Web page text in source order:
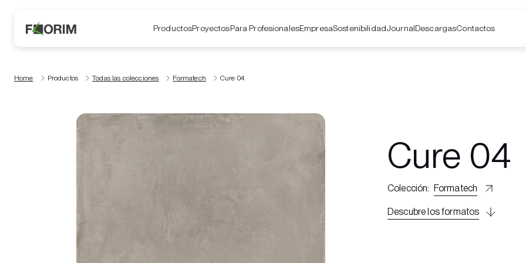
ProductosProyectosPara ProfesionalesEmpresaSostenibilidadJournalDescargasContactos
Home Productos Todas las colecciones Formatech Cure 04
Cure 04
Colección: Formatech
Descubre los formatos